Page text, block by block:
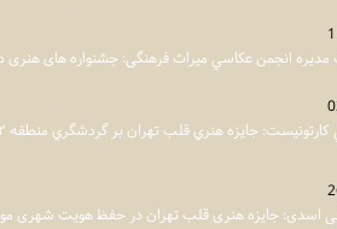
انجمن عکاسي میراث فرهنگی: جشنواره های هنری
جايزه هنري قلب تهران بر گردشگري منطقه ۱۲تهران تاكيددارد
اسدی: جایزه هنری قلب تهران در حفظ هویت شهری